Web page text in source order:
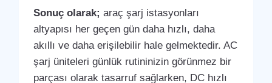
Sonuç olarak; araç şarj istasyonları
altyapısı her geçen gün daha hızlı, daha
akıllı ve daha erişilebilir hale gelmektedir. AC
şarj üniteleri günlük rutininizin görünmez bir
parçası olarak tasarruf sağlarken, DC hızlı